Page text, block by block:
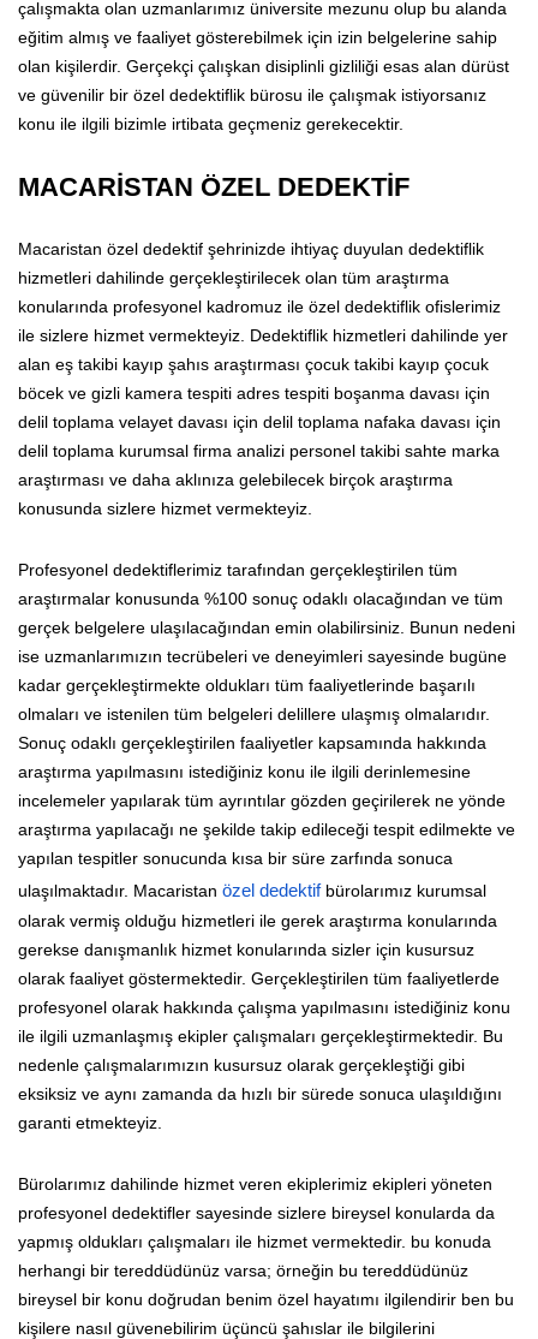
çalışmakta olan uzmanlarımız üniversite mezunu olup bu alanda
eğitim almış ve faaliyet gösterebilmek için izin belgelerine sahip
olan kişilerdir. Gerçekçi çalışkan disiplinli gizliliği esas alan dürüst
ve güvenilir bir özel dedektiflik bürosu ile çalışmak istiyorsanız
konu ile ilgili bizimle irtibata geçmeniz gerekecektir.
MACARİSTAN ÖZEL DEDEKTİF
Macaristan özel dedektif şehrinizde ihtiyaç duyulan dedektiflik
hizmetleri dahilinde gerçekleştirilecek olan tüm araştırma
konularında profesyonel kadromuz ile özel dedektiflik ofislerimiz
ile sizlere hizmet vermekteyiz. Dedektiflik hizmetleri dahilinde yer
alan eş takibi kayıp şahıs araştırması çocuk takibi kayıp çocuk
böcek ve gizli kamera tespiti adres tespiti boşanma davası için
delil toplama velayet davası için delil toplama nafaka davası için
delil toplama kurumsal firma analizi personel takibi sahte marka
araştırması ve daha aklınıza gelebilecek birçok araştırma
konusunda sizlere hizmet vermekteyiz.
Profesyonel dedektiflerimiz tarafından gerçekleştirilen tüm
araştırmalar konusunda %100 sonuç odaklı olacağından ve tüm
gerçek belgelere ulaşılacağından emin olabilirsiniz. Bunun nedeni
ise uzmanlarımızın tecrübeleri ve deneyimleri sayesinde bugüne
kadar gerçekleştirmekte oldukları tüm faaliyetlerinde başarılı
olmaları ve istenilen tüm belgeleri delillere ulaşmış olmalarıdır.
Sonuç odaklı gerçekleştirilen faaliyetler kapsamında hakkında
araştırma yapılmasını istediğiniz konu ile ilgili derinlemesine
incelemeler yapılarak tüm ayrıntılar gözden geçirilerek ne yönde
araştırma yapılacağı ne şekilde takip edileceği tespit edilmekte ve
yapılan tespitler sonucunda kısa bir süre zarfında sonuca
ulaşılmaktadır. Macaristan özel dedektifbürolarımız kurumsal
olarak vermiş olduğu hizmetleri ile gerek araştırma konularında
gerekse danışmanlık hizmet konularında sizler için kusursuz
olarak faaliyet göstermektedir. Gerçekleştirilen tüm faaliyetlerde
profesyonel olarak hakkında çalışma yapılmasını istediğiniz konu
ile ilgili uzmanlaşmış ekipler çalışmaları gerçekleştirmektedir. Bu
nedenle çalışmalarımızın kusursuz olarak gerçekleştiği gibi
eksiksiz ve aynı zamanda da hızlı bir sürede sonuca ulaşıldığını
garanti etmekteyiz.
Bürolarımız dahilinde hizmet veren ekiplerimiz ekipleri yöneten
profesyonel dedektifler sayesinde sizlere bireysel konularda da
yapmış oldukları çalışmaları ile hizmet vermektedir. bu konuda
herhangi bir tereddüdünüz varsa; örneğin bu tereddüdünüz
bireysel bir konu doğrudan benim özel hayatımı ilgilendirir ben bu
kişilere nasıl güvenebilirim üçüncü şahıslar ile bilgilerini